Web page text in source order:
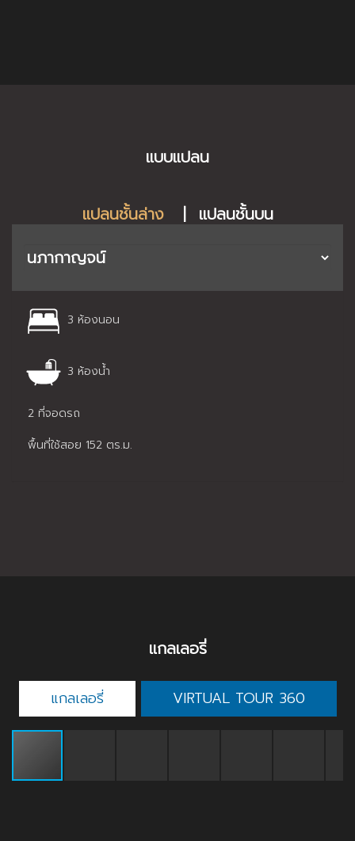
แบบแปลน
แปลนชั้นล่าง | แปลนชั้นบน
3 ห้องนอน
3 ห้องน้ำ
แกลเลอรี่ VIRTUAL TOUR 360